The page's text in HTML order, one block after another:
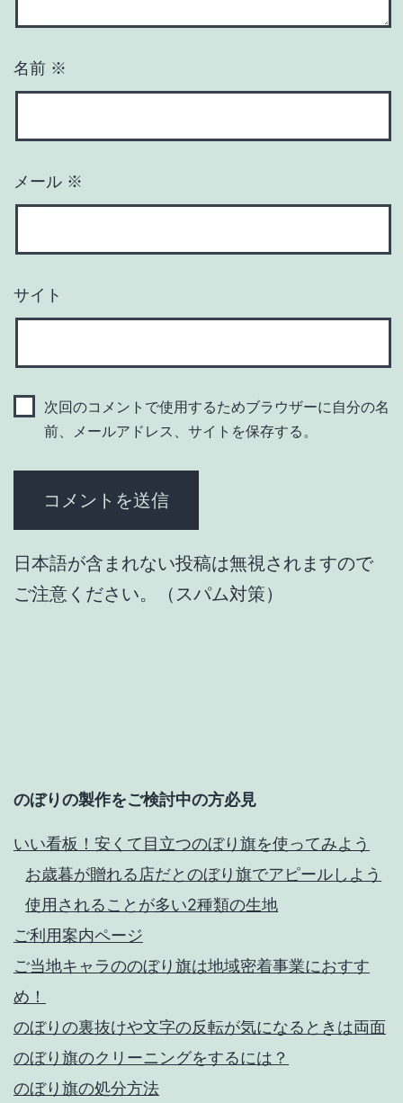
名前 ※
メール ※
サイト
次回のコメントで使用するためブラウザーに自分の名
前、メールアドレス、サイトを保存する。
日本語が含まれない投稿は無視されますので
ご注意ください。（スパム対策）
のぼりの製作をご検討中の方必見
いい看板！安くて目立つのぼり旗を使ってみよう
お歳暮が贈れる店だとのぼり旗でアピールしよう
使用されることが多い2種類の生地
ご利用案内ページ
ご当地キャラののぼり旗は地域密着事業におすす
め！
のぼりの裏抜けや文字の反転が気になるときは両面
のぼり旗のクリーニングをするには？
のぼり旗の処分方法